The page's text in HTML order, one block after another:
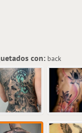
con: back